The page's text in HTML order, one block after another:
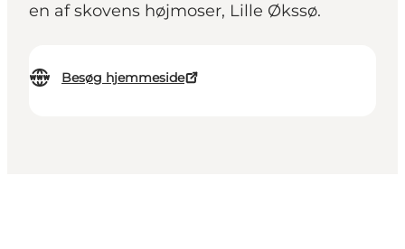
en af skovens højmoser, Lille Økssø.
Besøg hjemmeside